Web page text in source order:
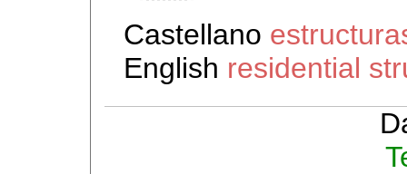
Castellano
English residential